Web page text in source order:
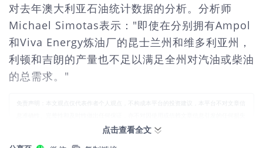
对去年澳大利亚石油统计数据的分析。分析师
Michael Simotas表示："即使在分别拥有Ampol
和Viva Energy炼油厂的昆士兰州和维多利亚州，
利顿和吉朗的产量也不足以满足全州对汽油或柴油
的总需求。"
免责声明：本文观点仅代表作者个人观点，不构成本平台的投资建议，本平台不对文章信
点击查看全文